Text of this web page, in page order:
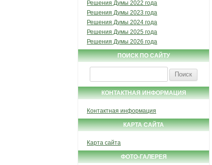
Решения Думы 2022 года
Решения Думы 2023 года
Решения Думы 2024 года
Решения Думы 2025 года
Решения Думы 2026 года
ПОИСК ПО САЙТУ
КОНТАКТНАЯ ИНФОРМАЦИЯ
Контактная информация
КАРТА САЙТА
Карта сайта
ФОТО-ГАЛЕРЕЯ